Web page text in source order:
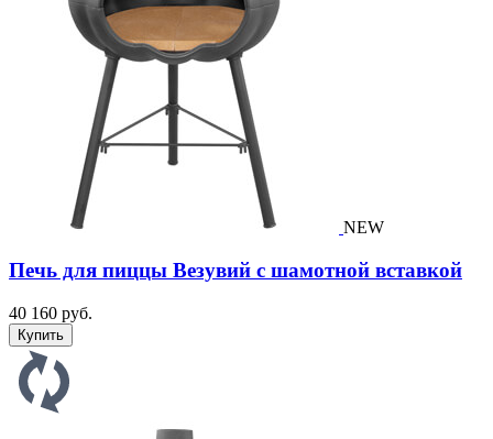
NEW
Печь для пиццы Везувий с шамотной вставкой
40 160 руб.